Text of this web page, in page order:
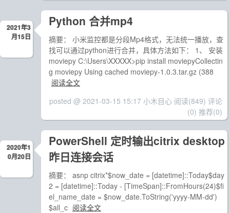
2021年3
月15日
Python 合并mp4
摘要： 小米监控都是分段Mp4格式，无法统一播放，查
找可以通过python进行合并，具体方法如下： 1、 安装
moviepy C:\Users\XXXXX>pip install moviepyCollectin
g moviepy Using cached moviepy-1.0.3.tar.gz (388
阅读全文
posted @ 2021-03-15 15:17 小木目心 阅读(849) 评论
(0) 推荐(0)
2020年1
0月20日
PowerShell 定时输出citrix desktop
昨日连接会话
摘要： asnp citrix*$now_date = [datetime]::Today$day
2 = [datetime]::Today - [TimeSpan]::FromHours(24)$fi
el_name_date = $now_date.ToString('yyyy-MM-dd')
$all_c 阅读全文